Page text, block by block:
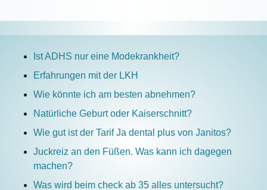
Ist ADHS nur eine Modekrankheit?
Erfahrungen mit der LKH
Wie könnte ich am besten abnehmen?
Natürliche Geburt oder Kaiserschnitt?
Wie gut ist der Tarif Ja dental plus von Janitos?
Juckreiz an den Füßen. Was kann ich dagegen
machen?
Was wird beim check ab 35 alles untersucht?